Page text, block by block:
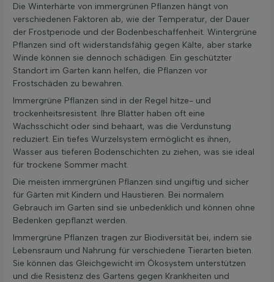
Die Winterhärte von immergrünen Pflanzen hängt von
verschiedenen Faktoren ab, wie der Temperatur, der Dauer
der Frostperiode und der Bodenbeschaffenheit. Wintergrüne
Pflanzen sind oft widerstandsfähig gegen Kälte, aber starke
Winde können sie dennoch schädigen. Ein geschützter
Standort im Garten kann helfen, die Pflanzen vor
Frostschäden zu bewahren.
Immergrüne Pflanzen sind in der Regel hitze- und
trockenheitsresistent. Ihre Blätter haben oft eine
Wachsschicht oder sind behaart, was die Verdunstung
reduziert. Ein tiefes Wurzelsystem ermöglicht es ihnen,
Wasser aus tieferen Bodenschichten zu ziehen, was sie ideal
für trockene Sommer macht.
Die meisten immergrünen Pflanzen sind ungiftig und sicher
für Gärten mit Kindern und Haustieren. Bei normalem
Gebrauch im Garten sind sie unbedenklich und können ohne
Bedenken gepflanzt werden.
Immergrüne Pflanzen tragen zur Biodiversität bei, indem sie
Lebensraum und Nahrung für verschiedene Tierarten bieten.
Sie können das Gleichgewicht im Ökosystem unterstützen
und die Resistenz des Gartens gegen Krankheiten und